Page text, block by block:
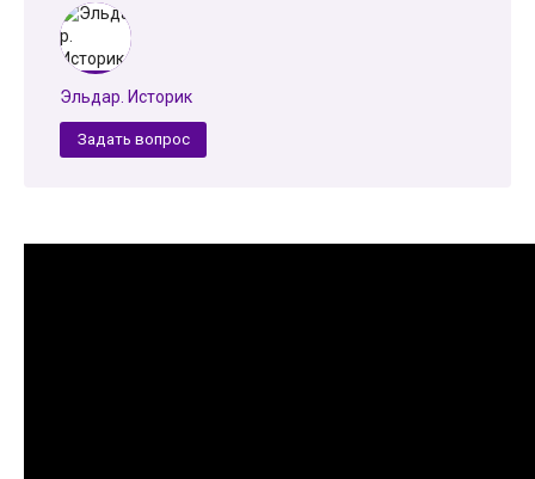
Эльдар. Историк
Задать вопрос